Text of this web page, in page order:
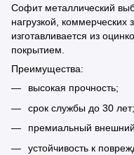
Софит металлический
нагрузкой,
изготавливается из
покрытием.
Преимущества:
высокая прочность;
срок службы до 30 лет;
премиальный
устойчивость к